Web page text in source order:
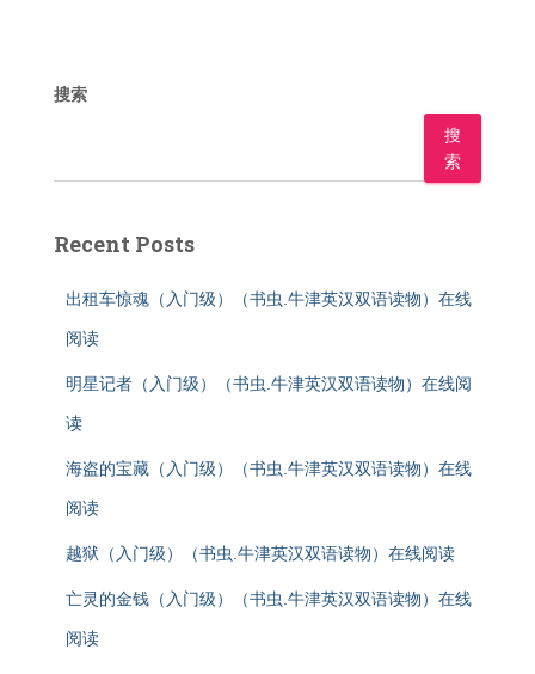
搜索
搜
索
Recent Posts
出租车惊魂（入门级）（书虫.牛津英汉双语读物）在线
阅读
明星记者（入门级）（书虫.牛津英汉双语读物）在线阅
读
海盗的宝藏（入门级）（书虫.牛津英汉双语读物）在线
阅读
越狱（入门级）（书虫.牛津英汉双语读物）在线阅读
亡灵的金钱（入门级）（书虫.牛津英汉双语读物）在线
阅读